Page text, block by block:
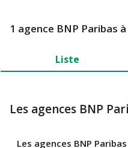
1 agence BNP Paribas
Liste
Les agences BNP
Les agences BNP